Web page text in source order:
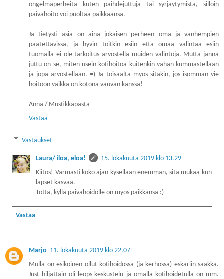
ongelmaperheitä kuten päihdejuttuja tai syrjäytymistä, silloin
päivähoito voi puoltaa paikkaansa.
Ja tietysti asia on aina jokaisen perheen oma ja vanhempien
päätettävissä, ja hyvin toitkin esiin että omaa valintaa esiin
tuomalla ei ole tarkoitus arvostella muiden valintoja. Mutta jännä
juttu on se, miten usein kotihoitoa kuitenkin vähän kummastellaan
ja jopa arvostellaan. =) Ja toisaalta myös sitäkin, jos isomman vie
hoitoon vaikka on kotona vauvan kanssa!
Anna / Mustikkapasta
Vastaa
Vastaukset
Laura/ iloa, eloa!
15. lokakuuta 2019 klo 13.29
Kiitos! Varmasti koko ajan kysellään enemmän, sitä mukaa kun
lapset kasvaa.
Totta, kyllä päivähoidolle on myös paikkansa :)
Vastaa
Marjo 11. lokakuuta 2019 klo 22.07
Mulla on esikoinen ollut kotihoidossa (ja kerhossa) eskariin saakka.
Just hiljattain oli leops-keskustelu ja omalla kotihoidetulla on mm.